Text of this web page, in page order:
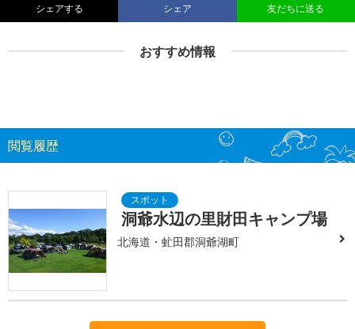
シェアする シェア 友だちに送る
おすすめ情報
閲覧履歴
洞爺水辺の里財田キャンプ場
北海道・虻田郡洞爺湖町